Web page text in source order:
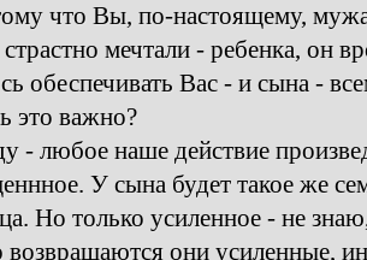
что Вы, по-настоящему,
мечтали - ребенка, он
обеспечивать Вас - и сына -
это важно?
- любое наше действие
У сына будет такое же
Но только усиленное - не
возвращаются они усиленные,